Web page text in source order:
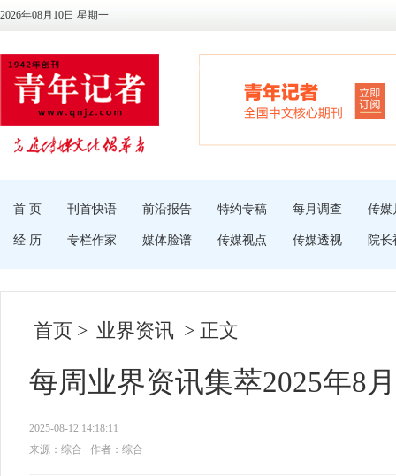
2026年08月10日 星期一
首 页 刊首快语 前沿报告 特约专稿 每月调查 传媒
经 历 专栏作家 媒体脸谱 传媒视点 传媒透视 院长
首页 > 业界资讯 > 正文
每周业界资讯集萃2025年8
2025-08-12 14:18:11
来源：综合
作者：综合